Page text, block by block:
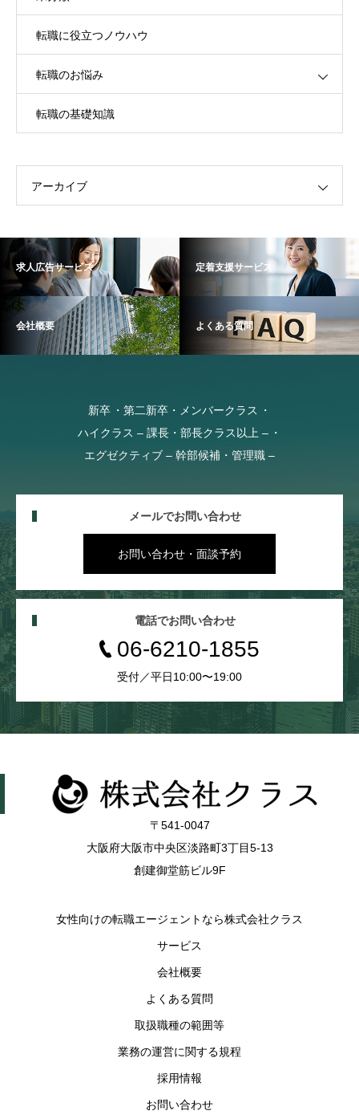
転職に役立つノウハウ
転職のお悩み
転職の基礎知識
アーカイブ
求人広告サービス 定着支援サービス
会社概要 よくある質問
新卒
第二新卒・メンバークラス
ハイクラス – 課長・部長クラス以上 –
エグゼクティブ – 幹部候補・管理職 –
メールでお問い合わせ
お問い合わせ・面談予約
電話でお問い合わせ
06-6210-1855
受付／平日10:00〜19:00
〒541-0047
大阪府大阪市中央区淡路町3丁目5-13
創建御堂筋ビル9F
女性向けの転職エージェントなら株式会社クラス
サービス
会社概要
よくある質問
取扱職種の範囲等
業務の運営に関する規程
採用情報
お問い合わせ